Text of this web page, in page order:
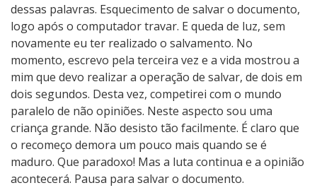
n
o
N
i
c
o
l
a
u
dessas palavras. Esquecimento de salvar o documento,
logo após o computador travar. E queda de luz, sem
novamente eu ter realizado o salvamento. No
momento, escrevo pela terceira vez e a vida mostrou a
mim que devo realizar a operação de salvar, de dois em
dois segundos. Desta vez, competirei com o mundo
paralelo de não opiniões. Neste aspecto sou uma
criança grande. Não desisto tão facilmente. É claro que
o recomeço demora um pouco mais quando se é
maduro. Que paradoxo! Mas a luta continua e a opinião
acontecerá. Pausa para salvar o documento.